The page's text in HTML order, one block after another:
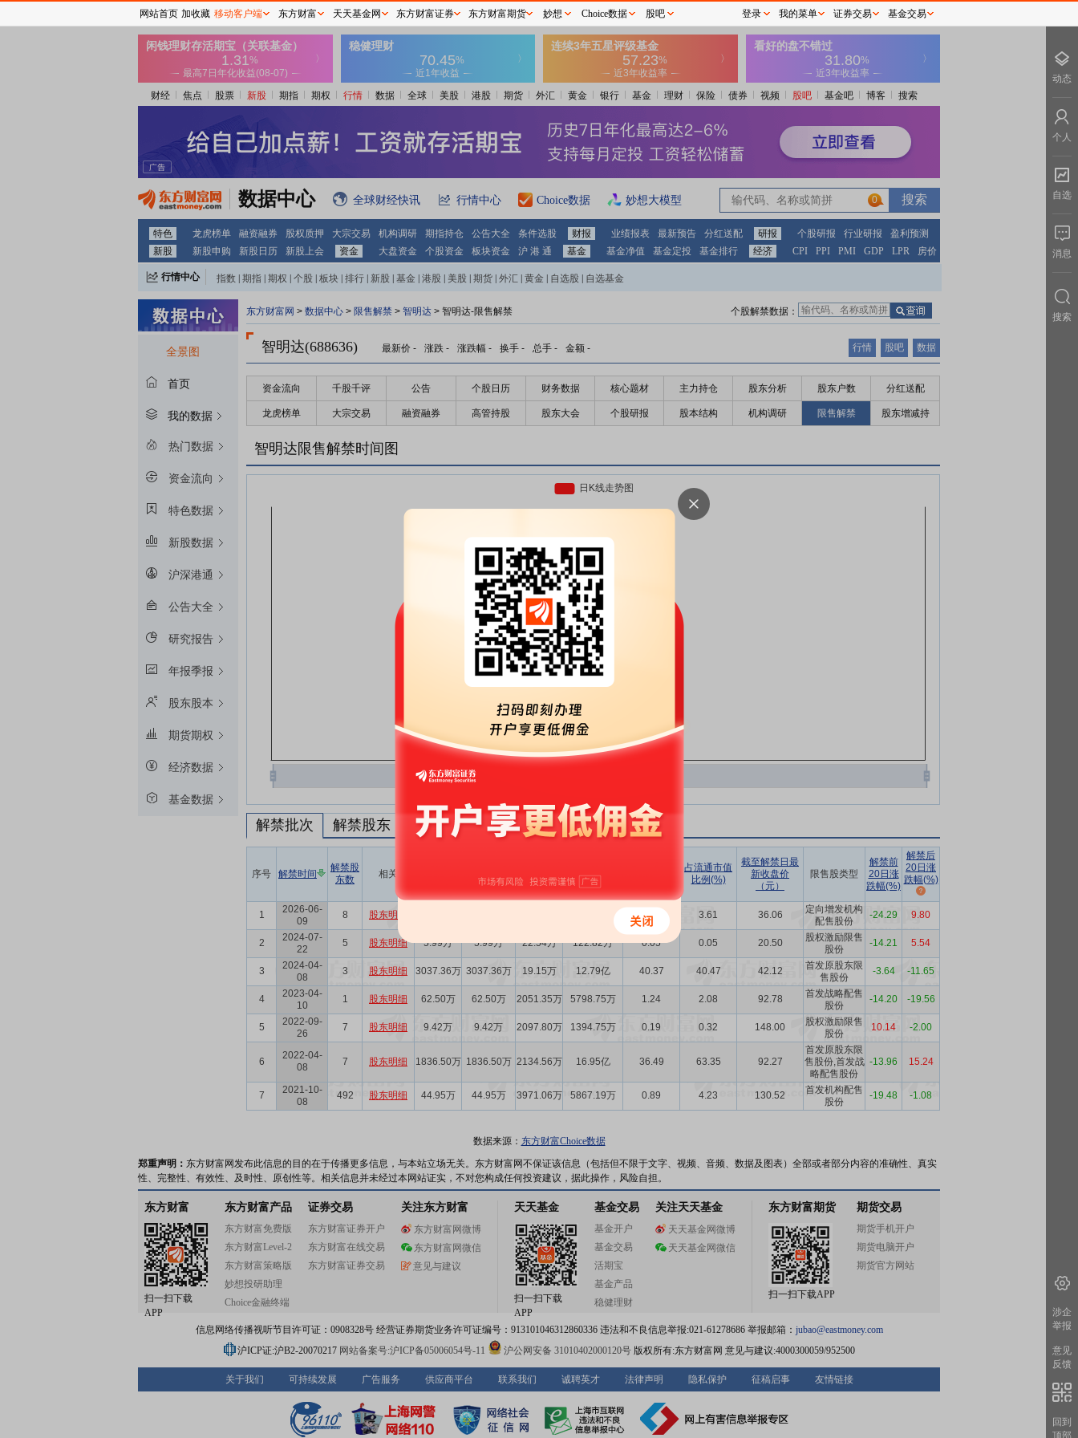
财经 焦点 股票 新股 期指 期权 行情 数据 全球 美股 港股 期货 外汇 黄金 银行 基金 理财 保险 债券 视频 股吧 基金吧 博客 搜索
数据中心 全球财经快讯 行情中心 Choice数据 妙想大模型 0
特色 龙虎榜单 融资融券 股权质押 大宗交易 机构调研 期指持仓 公告大全 条件选股 财报 业绩报表 最新预告 分红送配 研报 个股研报 行业研报
盈利预测
新股
新股申购 新股日历 新股上会 资金 大盘资金 个股资金 板块资金 沪 港 通 基金 基金净值 基金定投 基金排行 经济 CPI PPI PMI GDP LPR 房价
行情中心 指数 期指 期权 个股 板块 排行 新股 基金 港股 美股 期货 外汇 黄金 自选股 自选基金
全景图
首页
我的数据
热门数据
资金流向
特色数据
新股数据
沪深港通
公告大全
研究报告
年报季报
股东股本
期货期权
经济数据
基金数据
东方财富网 > 数据中心 > 限售解禁 > 智明达 > 智明达-限售解禁 个股解禁数据：
智明达(688636) 最新价 - 涨跌 - 涨跌幅 - 换手 - 总手 - 金额 - 行情 股吧 数据
资金流向 千股千评 公告 个股日历 财务数据 核心题材 主力持仓 股东分析 股东户数 分红送配
龙虎榜单 大宗交易 融资融券 高管持股 股东大会 个股研报 股本结构 机构调研 限售解禁 股东增减持
智明达限售解禁时间图
解禁批次 解禁股东
序号 解禁时间
解禁股
东数
相关
量(股)
量(股)
(元)
占流通市值
比例(%)
截至解禁日最
新收盘价
（元）
限售股类型
解禁前
20日涨
跌幅(%)
解禁后
20日涨
跌幅(%)
1
2026-06-
09
8 股东明细 3.61 3.61 36.06
定向增发机构
配售股份
-24.29 9.80
2
2024-07-
22
5 股东明细 5.99万 5.99万 22.54万 122.82万 0.05 0.05 20.50
股权激励限售
股份
-14.21 5.54
3
2024-04-
08
3 股东明细 3037.36万 3037.36万 19.15万 12.79亿 40.37 40.47 42.12
首发原股东限
售股份
-3.64 -11.65
4
2023-04-
10
1 股东明细 62.50万 62.50万 2051.35万 5798.75万 1.24 2.08 92.78
首发战略配售
股份
-14.20 -19.56
5
2022-09-
26
7 股东明细 9.42万 9.42万 2097.80万 1394.75万 0.19 0.32 148.00
股权激励限售
股份
10.14 -2.00
6
2022-04-
08
7 股东明细 1836.50万 1836.50万 2134.56万 16.95亿 36.49 63.35 92.27
首发原股东限
售股份,首发战
略配售股份
-13.96 15.24
7
2021-10-
08
492 股东明细 44.95万 44.95万 3971.06万 5867.19万 0.89 4.23 130.52
首发机构配售
股份
-19.48 -1.08
数据来源： 东方财富Choice数据
郑重声明： 东方财富网发布此信息的目的在于传播更多信息，与本站立场无关。东方财富网不保证该信息（包括但不限于文字、视频、音频、数据及图表）全部或者部分内容的准确性、真实
性、完整性、有效性、及时性、原创性等。相关信息并未经过本网站证实，不对您构成任何投资建议，据此操作，风险自担。
东方财富
扫一扫下载
APP
东方财富产品
东方财富免费版
东方财富Level-2
东方财富策略版
妙想投研助理
Choice金融终端
证券交易
东方财富证券开户
东方财富在线交易
东方财富证券交易
关注东方财富
东方财富网微博
东方财富网微信
意见与建议
天天基金
扫一扫下载
APP
基金交易
基金开户
基金交易
活期宝
基金产品
稳健理财
关注天天基金
天天基金网微博
天天基金网微信
东方财富期货
扫一扫下载APP
期货交易
期货手机开户
期货电脑开户
期货官方网站
信息网络传播视听节目许可证：0908328号 经营证券期货业务许可证编号：913101046312860336 违法和不良信息举报:021-61278686 举报邮箱： jubao@eastmoney.com
沪ICP证:沪B2-20070217 网站备案号:沪ICP备05006054号-11 沪公网安备 31010402000120号版权所有:东方财富网 意见与建议:4000300059/952500
关于我们 可持续发展 广告服务 供应商平台 联系我们 诚聘英才 法律声明 隐私保护 征稿启事 友情链接
网站首页 加收藏 移动客户端 东方财富 天天基金网 东方财富证券 东方财富期货 妙想 Choice数据 股吧 登录 我的菜单 证券交易 基金交易
动态
个人
自选
消息
搜索
涉企
举报
意见
反馈
回到
顶部